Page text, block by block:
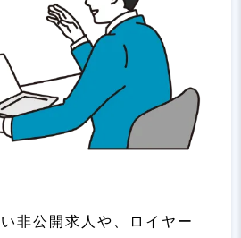
非公開求人や、ロイヤー